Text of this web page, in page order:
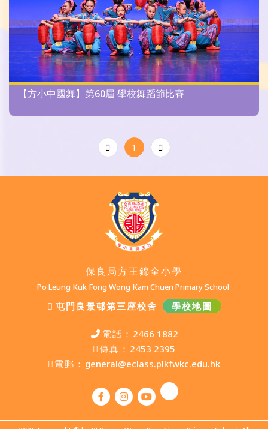
【方小中國舞】第60屆 學校舞蹈節比賽
1
保良局方王錦全小學
Po Leung Kuk Fong Wong Kam Chuen Primary School
屯門良景邨第三座校舍 學校地圖
電話： 2466 1882
傳真： 2453 2395
電郵： general@eclass.plkfwkc.edu.hk